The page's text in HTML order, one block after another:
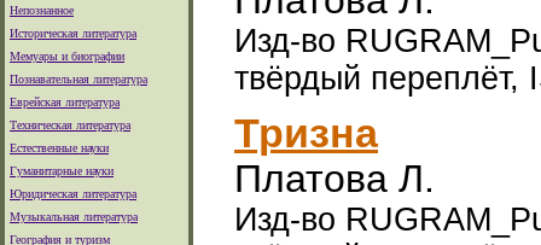
Непознанное
Историческая литература
Мемуары и биографии
Познавательная литература
Еврейская литература
Техническая литература
Естественные науки
Гуманитарные науки
Юридическая литература
Музыкальная литература
География и туризм
Изд-во
твёрдый переплёт,
Тризна
Платова Л.
Изд-во